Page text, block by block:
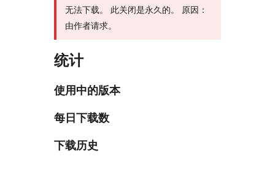
无法下载。 此关闭是永久的。 原因：
由作者请求。
统计
使用中的版本
每日下载数
下载历史